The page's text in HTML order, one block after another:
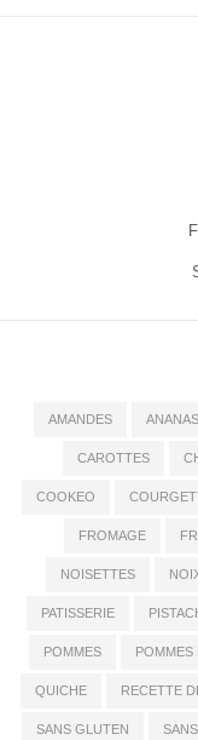
AMANDES ANANAS
CAROTTES
COOKEO
FROMAGE
NOISETTES
PATISSERIE
POMMES POMMES
QUICHE RECETTE
SANS GLUTEN